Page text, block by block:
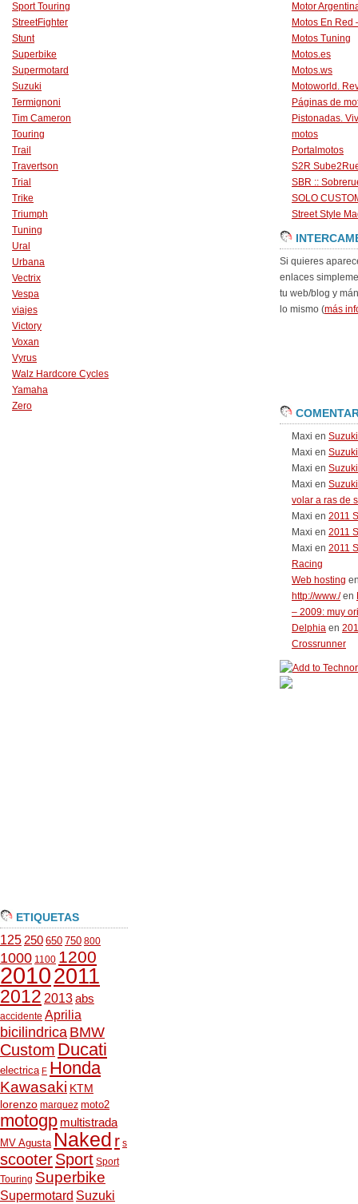
Sport Touring
StreetFighter
Stunt
Superbike
Supermotard
Suzuki
Termignoni
Tim Cameron
Touring
Trail
Travertson
Trial
Trike
Triumph
Tuning
Ural
Urbana
Vectrix
Vespa
viajes
Victory
Voxan
Vyrus
Walz Hardcore Cycles
Yamaha
Zero
ETIQUETAS
125 250 650 750 800
1000 1100 1200
20102011
2012 2013abs
accidente Aprilia
bicilindrica BMW
Custom Ducati
electrica F Honda
Kawasaki KTM
lorenzo marquez moto2
motogp multistrada
MV Agusta Naked r s
scooterSport Sport
Touring Superbike
Supermotard Suzuki
Motor
Motos En Red
Motos Tuning
Motos.es
Motos.ws
Motoworld.
Páginas de
Pistonadas.
motos
Portalmotos
S2R
SBR ::
SOLO
Street Style
Si quieres
enlaces
tu web/blog y
lo mismo (más
Maxi en
Maxi en
Maxi en
Maxi en
volar a ras de
Maxi en 2011
Maxi en 2011
Maxi en 2011
Racing
Web hosting
http://www./en
– 2009: muy
Delphia en
Crossrunner